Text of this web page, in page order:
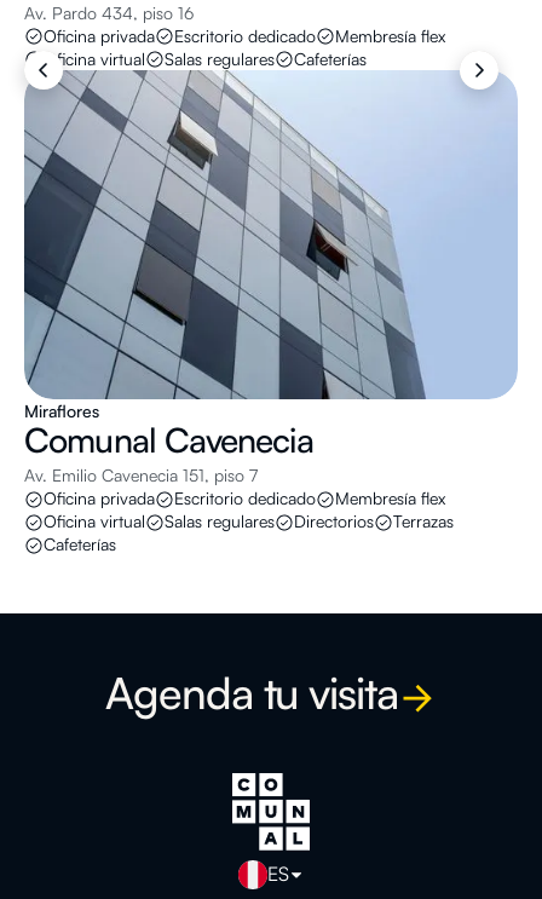
Av. Pardo 434, piso 16
Oficina privada
Escritorio dedicado
Membresía flex
Oficina virtual
Salas regulares Cafeterías
Miraflores
Comunal Cavenecia
Av. Emilio Cavenecia 151, piso 7
Oficina privada
Escritorio dedicado
Membresía flex
Oficina virtual
Salas regulares Directorios
Terrazas
Cafeterías
Agenda tu visita
ES